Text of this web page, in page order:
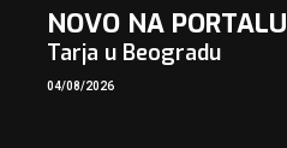
NOVO NA PORTALU
Tarja u Beogradu
04/08/2026